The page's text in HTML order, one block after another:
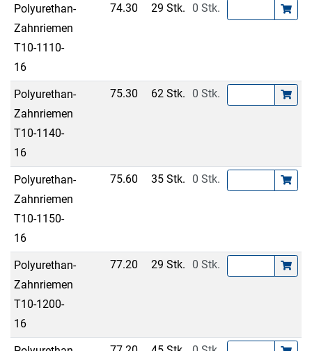
Polyurethan-
Zahnriemen
T10-1110-
16
74.30 29 Stk. 0 Stk.
Polyurethan-
Zahnriemen
T10-1140-
16
75.30 62 Stk. 0 Stk.
Polyurethan-
Zahnriemen
T10-1150-
16
75.60 35 Stk. 0 Stk.
Polyurethan-
Zahnriemen
T10-1200-
16
77.20 29 Stk. 0 Stk.